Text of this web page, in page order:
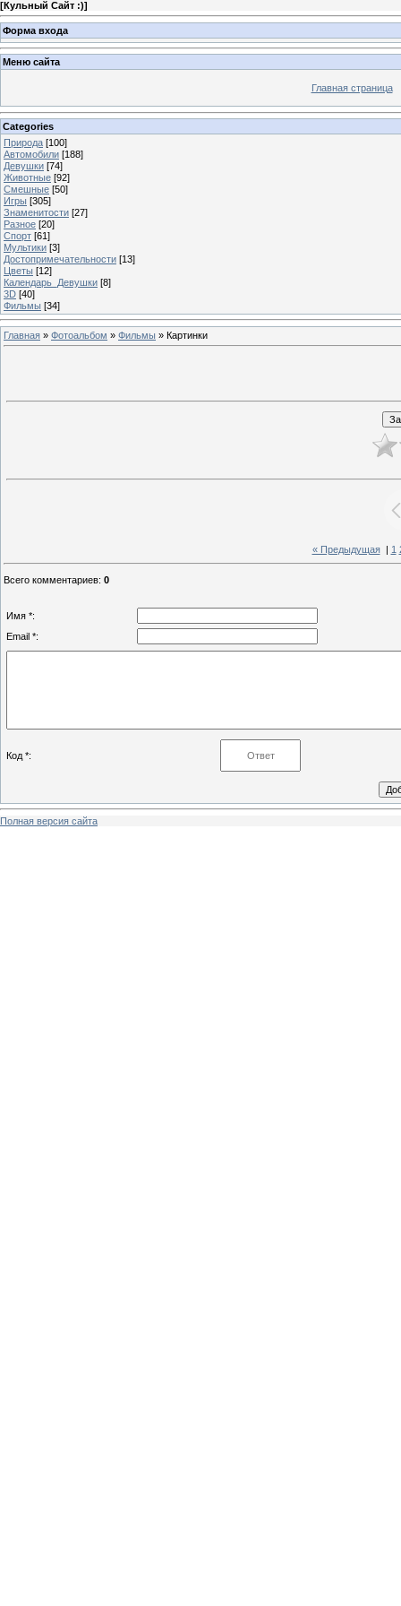
[Кульный Сайт :)]
Форма входа
Меню сайта
Главная страница
Categories
Природа [100]
Автомобили [188]
Девушки [74]
Животные [92]
Смешные [50]
Игры [305]
Знаменитости [27]
Разное [20]
Спорт [61]
Мультики [3]
Достопримечательности [13]
Цветы [12]
Календарь_Девушки [8]
3D [40]
Фильмы [34]
Главная » Фотоальбом » Фильмы » Картинки
« Предыдущая| 1
Всего комментариев: 0
Имя *:
Email *:
Код *:
Полная версия сайта